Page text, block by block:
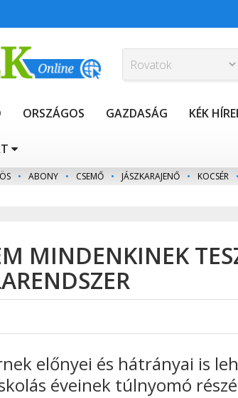
ORSZÁGOS GAZDASÁG KÉK
• ABONY • CSEMŐ • JÁSZKARAJENŐ • KOCSÉR •
MINDENKINEK
előnyei és hátrányai is
éveinek túlnyomó